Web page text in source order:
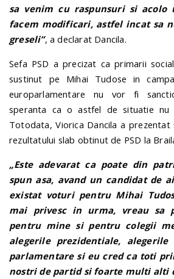
sa venim cu raspunsuri si acolo
facem modificari, astfel incat sa
greseli”, a declarat Dancila.
Sefa PSD a precizat ca primarii
sustinut pe Mihai Tudose in
europarlamentare nu vor fi
speranta ca o astfel de situatie nu
Totodata, Viorica Dancila a
rezultatului slab obtinut de PSD la
„Este adevarat ca poate din
spun asa, avand un candidat de
existat voturi pentru Mihai
mai privesc in urma, vreau sa
pentru mine si pentru colegii
alegerile prezidentiale,
parlamentare si eu cred ca toti
nostri de partid si foarte multi alti